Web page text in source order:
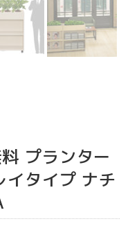
プランター
タイプ ナチ